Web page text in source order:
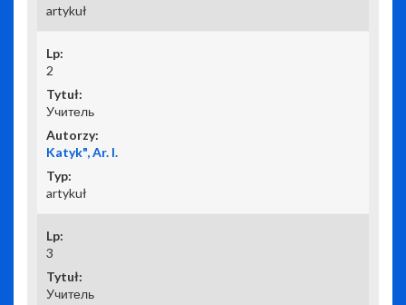
artykuł
2
Учитель
Katyk", Ar. I.
artykuł
3
Учитель